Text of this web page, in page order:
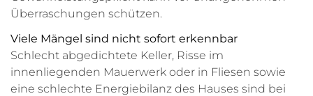
Überraschungen schützen.
Viele Mängel sind nicht sofort erkennbar
Schlecht abgedichtete Keller, Risse im
innenliegenden Mauerwerk oder in Fliesen sowie
eine schlechte Energiebilanz des Hauses sind bei